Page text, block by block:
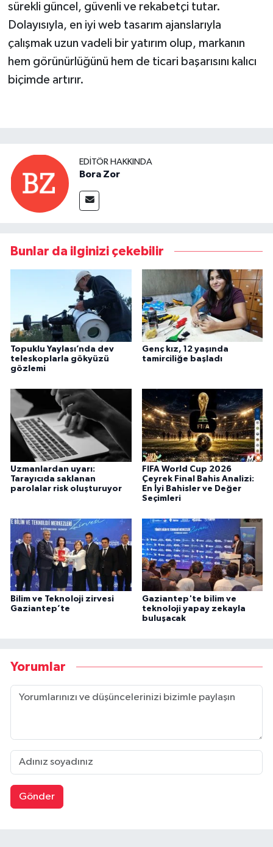
sürekli güncel, güvenli ve rekabetçi tutar.
Dolayısıyla, en iyi web tasarım ajanslarıyla
çalışmak uzun vadeli bir yatırım olup, markanın
hem görünürlüğünü hem de ticari başarısını kalıcı
biçimde artırır.
EDITÖR HAKKINDA
Bora Zor
Bunlar da ilginizi çekebilir
Topuklu Yaylası’nda dev
teleskoplarla gökyüzü
gözlemi
Genç kız, 12 yaşında
tamirciliğe başladı
Uzmanlardan uyarı:
Tarayıcıda saklanan
parolalar risk oluşturuyor
FIFA World Cup 2026
Çeyrek Final Bahis Analizi:
En İyi Bahisler ve Değer
Seçimleri
Bilim ve Teknoloji zirvesi
Gaziantep’te
Gaziantep'te bilim ve
teknoloji yapay zekayla
buluşacak
Yorumlar
Gönder